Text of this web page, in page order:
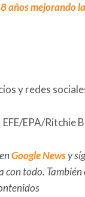
años mejorando
y redes
EPA/Ritchie
Google Newsy
con todo. También